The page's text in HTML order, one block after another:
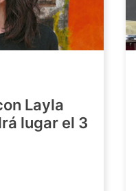
Layla
lugar el 3